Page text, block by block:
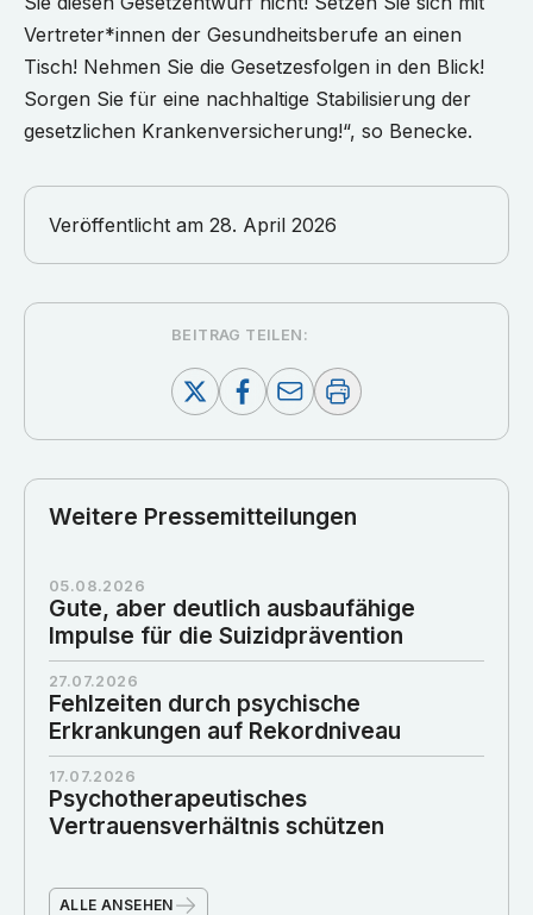
Vertreter*innen der Gesundheitsberufe an einen
Tisch! Nehmen Sie die Gesetzesfolgen in den Blick!
Sorgen Sie für eine nachhaltige Stabilisierung der
gesetzlichen Krankenversicherung!“, so Benecke.
Veröffentlicht am 28. April 2026
BEITRAG TEILEN:
Weitere Pressemitteilungen
05.08.2026
Gute, aber deutlich ausbaufähige
Impulse für die Suizidprävention
27.07.2026
Fehlzeiten durch psychische
Erkrankungen auf Rekordniveau
17.07.2026
Psychotherapeutisches
Vertrauensverhältnis schützen
ALLE ANSEHEN